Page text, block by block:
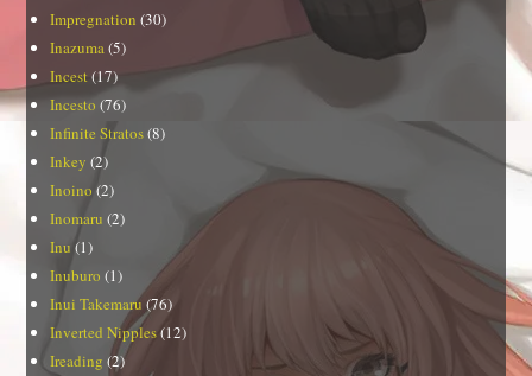
Impregnation (30)
Inazuma (5)
Incest(17)
Incesto (76)
Infinite Stratos(8)
Inkey (2)
Inoino (2)
Inomaru (2)
Inu (1)
Inuburo (1)
Inui Takemaru (76)
Inverted Nipples(12)
Ireading (2)